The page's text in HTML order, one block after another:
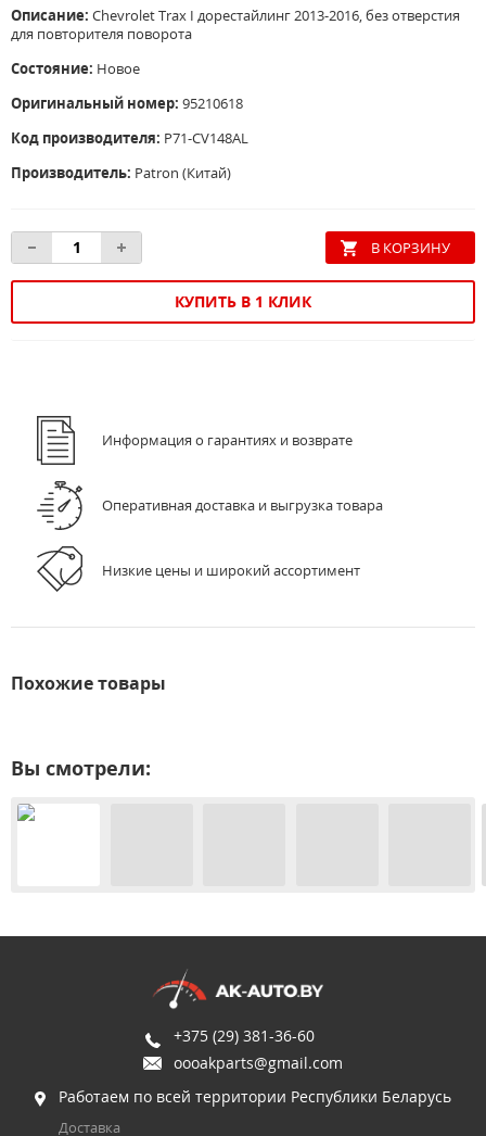
Описание: Chevrolet Trax I дорестайлинг 2013-2016, без отверстия
для повторителя поворота
Состояние: Новое
Оригинальный номер: 95210618
Код производителя: P71-CV148AL
Производитель: Patron (Китай)
КУПИТЬ В 1 КЛИК
Информация о гарантиях и возврате
Оперативная доставка и выгрузка товара
Низкие цены и широкий ассортимент
Похожие товары
Вы смотрели:
+375 (29) 381-36-60
oooakparts@gmail.com
Работаем по всей территории Республики Беларусь
Доставка